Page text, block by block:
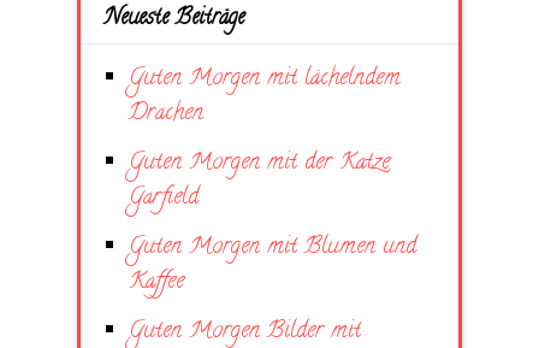
Neueste Beiträge
Guten Morgen mit lächelndem
Drachen
Guten Morgen mit der Katze
Garfield
Guten Morgen mit Blumen und
Kaffee
Guten Morgen Bilder mit